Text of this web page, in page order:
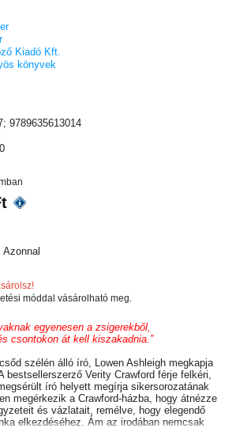
Kiadó Kft.
könyvek
9789635613014
Azonnal
móddal vásárolható meg.
egyenesen a zsigerekből,
csontokon át kell kiszakadnia.”
szélén álló író, Lowen Ashleigh megkapja
bestsellerszerző Verity Crawford férje felkéri,
író helyett megírja sikersorozatának
megérkezik a Crawford-házba, hogy átnézze
és vázlatait, remélve, hogy elegendő
elkezdéséhez. Ám az irodában nemcsak